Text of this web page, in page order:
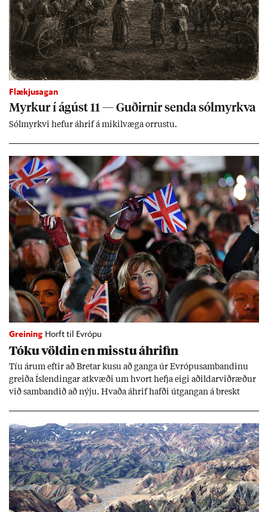
Flækjusagan
Myrk­ur í ág­úst 11 — Guð­irn­ir senda sól­myrkva
Sól­myrkvi hef­ur áhrif á mik­il­væga orr­ustu.
Greining Horft til Evrópu
Tóku völd­in en misstu áhrif­in
Tíu ár­um eft­ir að Bret­ar kusu að ganga úr Evr­ópu­sam­band­inu
greiða Ís­lend­ing­ar at­kvæði um hvort hefja eigi að­ild­ar­við­ræð­ur
við sam­band­ið að nýju. Hvaða áhrif hafði út­gang­an á breskt